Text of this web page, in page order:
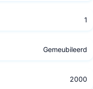
1
Gemeubileerd
2000